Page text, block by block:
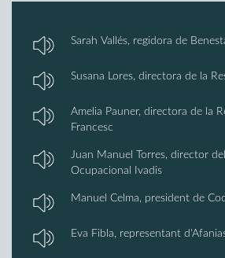
Sarah Vallés, regidora de
Susana Lores, directora de la
Amelia Pauner, directora de la
Francesc
Juan Manuel Torres, director
Ocupacional Ivadis
Manuel Celma, president de
Eva Fibla, representant